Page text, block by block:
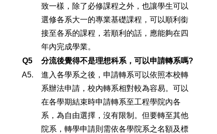
致一樣，除了必修課程之外，也讓學生可以
選修各系大一的專業基礎課程，可以順利銜
接至各系的課程，若順利的話，應能夠在四
年內完成學業。
Q5
分流後覺得不是理想科系，可以申請轉系嗎?
A5.
進入各學系之後，申請轉系可以依照本校轉
系辦法申請，校內轉系相對較為容易。可以
在各學期結束時申請轉系至工程學院內各
系，為自由選擇，沒有限制。但要轉至其他
院系，轉學申請則需依各學院系之名額及標